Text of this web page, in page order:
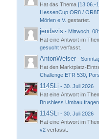
Hat das Thema [13.06.-
HessenCup OR8 /
Mörlen e.V. gestartet.
jendavis - Mittwoch,
Hat eine Antwort im
gesucht verfasst.
AntonWelser -
Hat den Marktplatz-
Challenge ETR 530,
114SLi - 30. Juli 2026
Hat eine Antwort im
Brushless Umbau fragen
114SLi - 30. Juli 2026
Hat eine Antwort im
v2 verfasst.